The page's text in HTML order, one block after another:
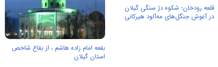
قلعه رودخان؛ شکوه دژ سنگی گیلان
در آغوش جنگل‌های مه‌آلود هیرکانی
بقعه امام زاده هاشم ، از بقاع شاخص
استان گیلان